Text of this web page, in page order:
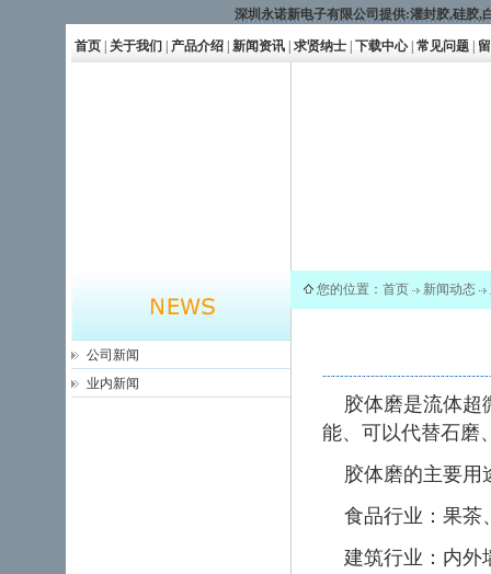
深圳永诺新电子有限公司提供:灌封胶,硅胶,
首页 关于我们 产品介绍 新闻资讯 求贤纳士 下载中心| 常见问题
公司新闻
业内新闻
您的位置： 首页 新闻动态
胶体磨是流体超
能、可以代替石磨
胶体磨的主要用
食品行业：果茶
建筑行业：内外